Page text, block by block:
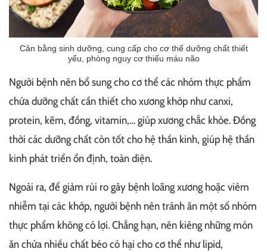
Cân bằng sinh dưỡng, cung cấp cho cơ thể dưỡng chất thiết
yếu, phòng nguy cơ thiếu máu não
Người bệnh nên bổ sung cho cơ thể các nhóm thực phẩm
chứa dưỡng chất cần thiết cho xương khớp như canxi,
protein, kẽm, đồng, vitamin,… giúp xương chắc khỏe. Đồng
thời các dưỡng chất còn tốt cho hệ thần kinh, giúp hệ thần
kinh phát triển ổn định, toàn diện.
Ngoài ra, để giảm rủi ro gây bệnh loãng xương hoặc viêm
nhiễm tại các khớp, người bệnh nên tránh ăn một số nhóm
thực phẩm không có lợi. Chẳng hạn, nên kiêng những món
ăn chứa nhiều chất béo có hại cho cơ thể như lipid,